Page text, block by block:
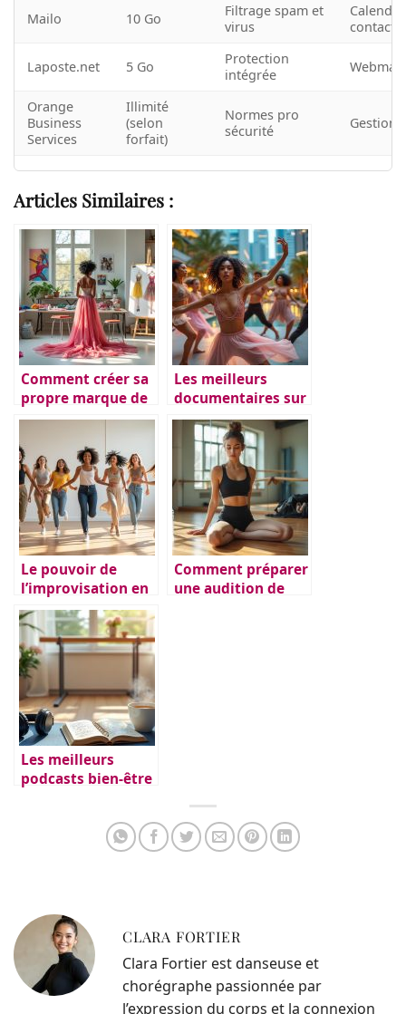
Mailo 10 Go
Filtrage spam et
virus
contacts
Laposte.net 5 Go
Protection
intégrée
Orange
Business
Services
Illimité
(selon
forfait)
Normes pro
sécurité
Gestion
Articles Similaires :
Comment créer sa
propre marque de
vêtements de
Les meilleurs
documentaires sur
la danse
Le pouvoir de
l’improvisation en
danse libre
Comment préparer
une audition de
Les meilleurs
podcasts bien-être
CLARA FORTIER
Clara Fortier est danseuse et
chorégraphe passionnée par
l’expression du corps et la connexion